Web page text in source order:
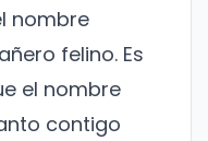
nombre
felino. Es
el nombre
contigo